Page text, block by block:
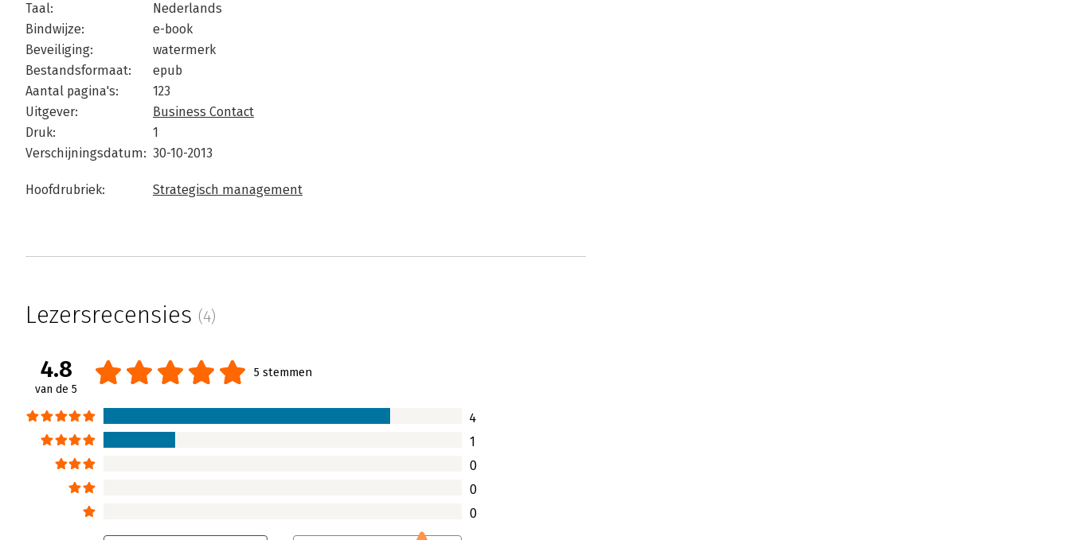
Taal:
Nederlands
Bindwijze:
e-book
Beveiliging:
watermerk
Bestandsformaat:
epub
Aantal pagina's:
123
Uitgever:
Business Contact
Druk:
1
Verschijningsdatum: 30-10-2013
Hoofdrubriek: Strategisch management
Lezersrecensies (4)
4.8
van de 5
5 stemmen
4
1
0
0
0